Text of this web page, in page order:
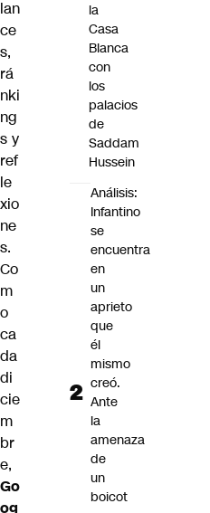
lan
ce
s,
rá
nki
ng
s y
ref
le
xio
ne
s.
Co
m
o
ca
da
di
cie
m
br
e,
Go
og
la
Casa
Blanca
con
los
palacios
de
Saddam
Hussein
Análisis:
Infantino
se
encuentra
en
un
aprieto
que
él
mismo
creó.
Ante
la
amenaza
de
un
boicot